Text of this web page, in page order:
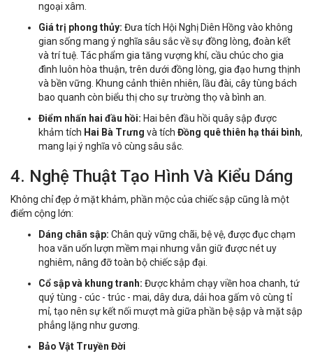
ngoại xâm.
Giá trị phong thủy: Đưa tích Hội Nghị Diên Hồng vào không
gian sống mang ý nghĩa sâu sắc về sự đồng lòng, đoàn kết
và trí tuệ. Tác phẩm gia tăng vượng khí, cầu chúc cho gia
đình luôn hòa thuận, trên dưới đồng lòng, gia đạo hưng thịnh
và bền vững. Khung cảnh thiên nhiên, lầu đài, cây tùng bách
bao quanh còn biểu thị cho sự trường thọ và bình an.
Điểm nhấn hai đầu hồi: Hai bên đầu hồi quây sập được
khảm tích Hai Bà Trưng và tích Đồng quê thiên hạ thái bình,
mang lại ý nghĩa vô cùng sâu sắc.
4. Nghệ Thuật Tạo Hình Và Kiểu Dáng
Không chỉ đẹp ở mặt khảm, phần mộc của chiếc sập cũng là một
điểm cộng lớn:
Dáng chân sập: Chân quỳ vững chãi, bệ vệ, được đục chạm
hoa văn uốn lượn mềm mại nhưng vẫn giữ được nét uy
nghiêm, nâng đỡ toàn bộ chiếc sập đại.
Cổ sập và khung tranh: Được khảm chạy viền hoa chanh, tứ
quý tùng - cúc - trúc - mai, dây dưa, dải hoa gấm vô cùng tỉ
mỉ, tạo nên sự kết nối mượt mà giữa phần bệ sập và mặt sập
phẳng lặng như gương.
Bảo Vật Truyền Đời